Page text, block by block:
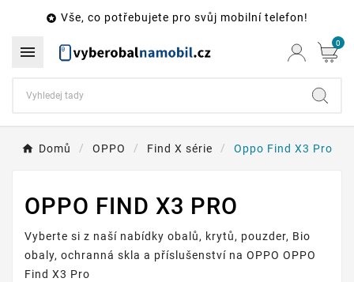
 Vše, co potřebujete pro svůj mobilní telefon!
 0
Domů OPPO Find X série Oppo Find X3 Pro
OPPO FIND X3 PRO
Vyberte si z naší nabídky obalů, krytů, pouzder, Bio
obaly, ochranná skla a příslušenství na OPPO OPPO
Find X3 Pro